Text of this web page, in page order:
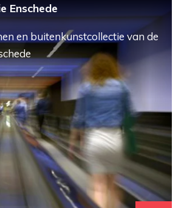
Enschede
en buitenkunstcollectie van de